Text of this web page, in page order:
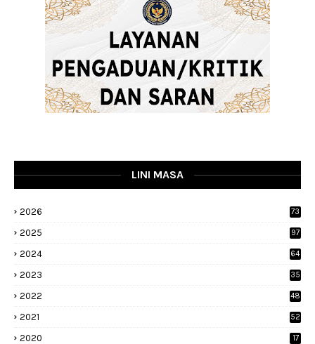
LINI MASA
2026 73
2025 97
2024 64
2023
35
2022
48
2021 52
2020 17